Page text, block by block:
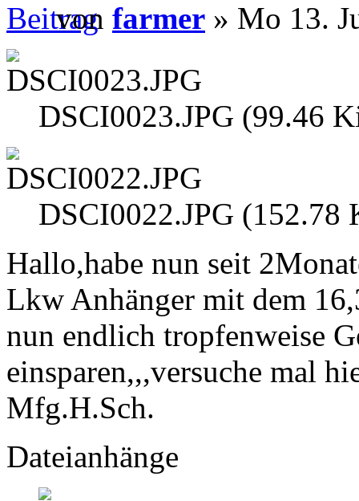
von farmer » Mo 13.
DSCI0023.JPG (99.46
DSCI0022.JPG (152.78
Hallo,habe nun seit
Lkw Anhänger mit dem
nun endlich tropfenweise
einsparen,,,versuche mal
Mfg.H.Sch.
Dateianhänge